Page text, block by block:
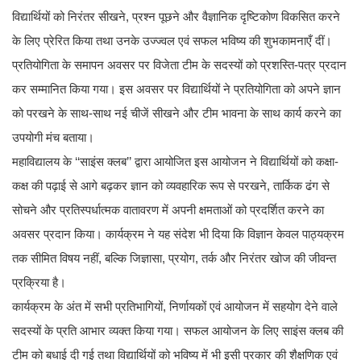
विद्यार्थियों को निरंतर सीखने, प्रश्न पूछने और वैज्ञानिक दृष्टिकोण विकसित करने
के लिए प्रेरित किया तथा उनके उज्ज्वल एवं सफल भविष्य की शुभकामनाएँ दीं।
प्रतियोगिता के समापन अवसर पर विजेता टीम के सदस्यों को प्रशस्ति-पत्र प्रदान
कर सम्मानित किया गया। इस अवसर पर विद्यार्थियों ने प्रतियोगिता को अपने ज्ञान
को परखने के साथ-साथ नई चीजें सीखने और टीम भावना के साथ कार्य करने का
उपयोगी मंच बताया।
महाविद्यालय के ‘‘साइंस क्लब’’ द्वारा आयोजित इस आयोजन ने विद्यार्थियों को कक्षा-
कक्ष की पढ़ाई से आगे बढ़कर ज्ञान को व्यवहारिक रूप से परखने, तार्किक ढंग से
सोचने और प्रतिस्पर्धात्मक वातावरण में अपनी क्षमताओं को प्रदर्शित करने का
अवसर प्रदान किया। कार्यक्रम ने यह संदेश भी दिया कि विज्ञान केवल पाठ्यक्रम
तक सीमित विषय नहीं, बल्कि जिज्ञासा, प्रयोग, तर्क और निरंतर खोज की जीवन्त
प्रक्रिया है।
कार्यक्रम के अंत में सभी प्रतिभागियों, निर्णायकों एवं आयोजन में सहयोग देने वाले
सदस्यों के प्रति आभार व्यक्त किया गया। सफल आयोजन के लिए साइंस क्लब की
टीम को बधाई दी गई तथा विद्यार्थियों को भविष्य में भी इसी प्रकार की शैक्षणिक एवं